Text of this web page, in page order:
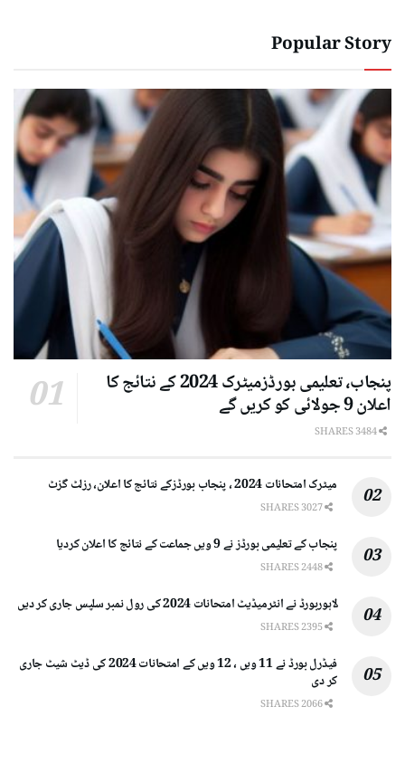
Popular Story
پنجاب، تعلیمی بورڈزمیٹرک 2024 کے نتائج کا
اعلان 9 جولائی کو کریں گے
میٹرک امتحانات 2024 ، پنجاب بورڈزکے نتائج کا اعلان، رزلٹ گزٹ
پنجاب کے تعلیمی بورڈز نے 9 ویں جماعت کے نتائج کا اعلان کردیا
لاہوربورڈ نے انٹرمیڈیٹ امتحانات 2024 کی رول نمبر سلپس جاری کر دیں
فیڈرل بورڈ نے 11 ویں ، 12 ویں کے امتحانات 2024 کی ڈیٹ شیٹ جاری
کر دی